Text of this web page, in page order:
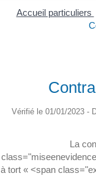
Accueil particuliers
Vérifié le 01/01/2023 -
La
à tort « <span